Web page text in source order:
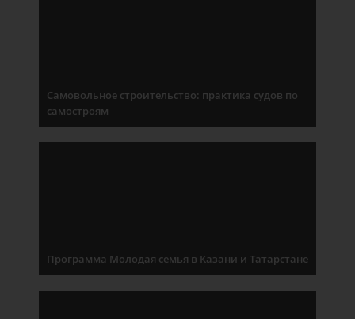
Самовольное строительство: практика судов по
самостроям
Программа Молодая семья в Казани и Татарстане